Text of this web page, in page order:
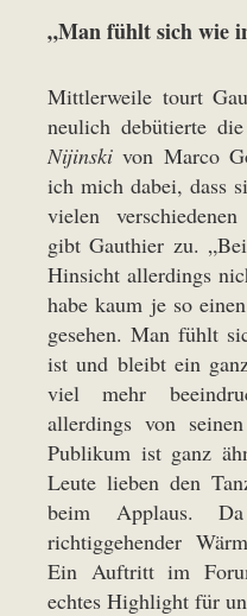
„Man fühlt sich wie
Mittlerweile tourt
neulich debütierte
Nijinski von Marco
ich mich dabei, dass
vielen
gibt Gauthier zu.
Hinsicht allerdings
habe kaum je so
gesehen. Man fühlt
ist und bleibt ein
viel mehr
allerdings von
Publikum ist ganz
Leute lieben den
beim Applaus.
richtiggehender
Ein Auftritt im
echtes Highlight für